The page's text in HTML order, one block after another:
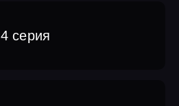
4 серия